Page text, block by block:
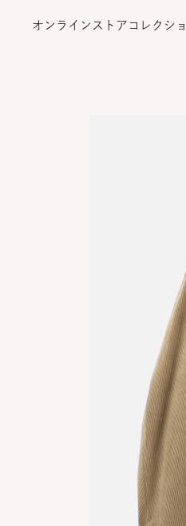
オンラインストア コレクシ